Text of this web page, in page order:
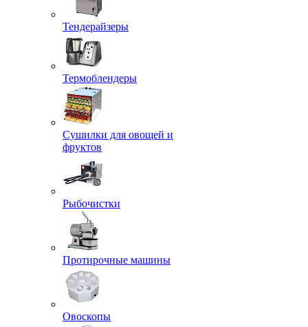
Тендерайзеры
Термоблендеры
Сушилки для овощей и
фруктов
Рыбочистки
Протирочные машины
Овоскопы